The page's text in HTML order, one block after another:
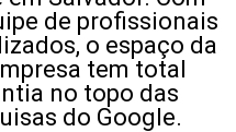
de profissionais
o espaço da
tem total
no topo das
do Google.